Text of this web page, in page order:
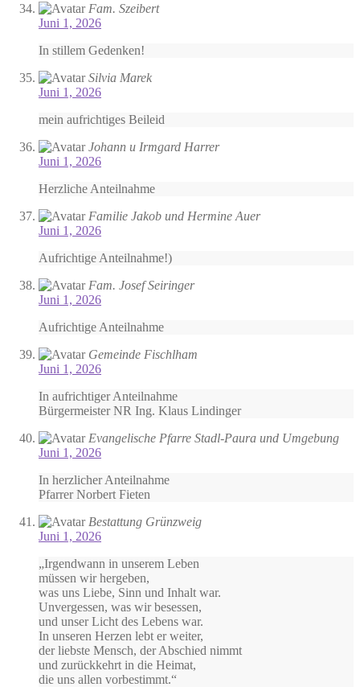
Fam. Szeibert
Juni 1, 2026
In stillem Gedenken!
Silvia Marek
Juni 1, 2026
mein aufrichtiges Beileid
Johann u Irmgard Harrer
Juni 1, 2026
Herzliche Anteilnahme
Familie Jakob und Hermine Auer
Juni 1, 2026
Aufrichtige Anteilnahme!)
Fam. Josef Seiringer
Juni 1, 2026
Aufrichtige Anteilnahme
Gemeinde Fischlham
Juni 1, 2026
In aufrichtiger Anteilnahme
Bürgermeister NR Ing. Klaus Lindinger
Evangelische Pfarre Stadl-Paura und Umgebung
Juni 1, 2026
In herzlicher Anteilnahme
Pfarrer Norbert Fieten
Bestattung Grünzweig
Juni 1, 2026
„Irgendwann in unserem Leben
müssen wir hergeben,
was uns Liebe, Sinn und Inhalt war.
Unvergessen, was wir besessen,
und unser Licht des Lebens war.
In unseren Herzen lebt er weiter,
der liebste Mensch, der Abschied nimmt
und zurückkehrt in die Heimat,
die uns allen vorbestimmt.“